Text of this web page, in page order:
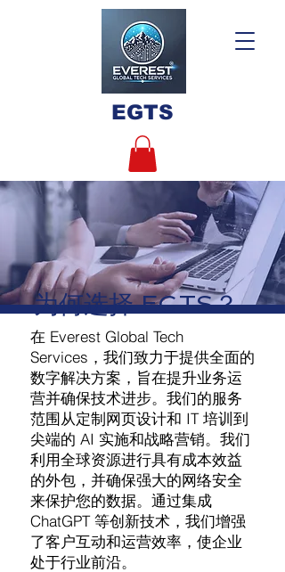
EGTS
为何选择 EGTS？
在 Everest Global Tech
Services，我们致力于提供全面的
数字解决方案，旨在提升业务运
营并确保技术进步。我们的服务
范围从定制网页设计和 IT 培训到
尖端的 AI 实施和战略营销。我们
利用全球资源进行具有成本效益
的外包，并确保强大的网络安全
来保护您的数据。通过集成
ChatGPT 等创新技术，我们增强
了客户互动和运营效率，使企业
处于行业前沿。